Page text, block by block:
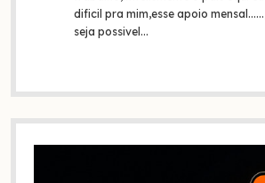
dificil pra mim,esse apoio
seja possivel…